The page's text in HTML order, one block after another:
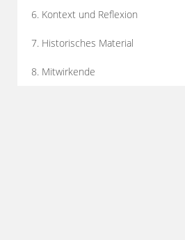
6. Kontext und Reflexion
7. Historisches Material
8. Mitwirkende